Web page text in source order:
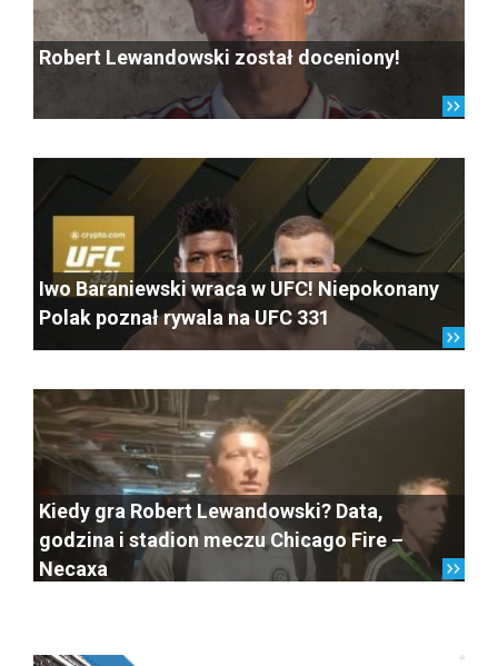
Robert Lewandowski został doceniony!
Iwo Baraniewski wraca w UFC! Niepokonany
Polak poznał rywala na UFC 331
Kiedy gra Robert Lewandowski? Data,
godzina i stadion meczu Chicago Fire –
Necaxa